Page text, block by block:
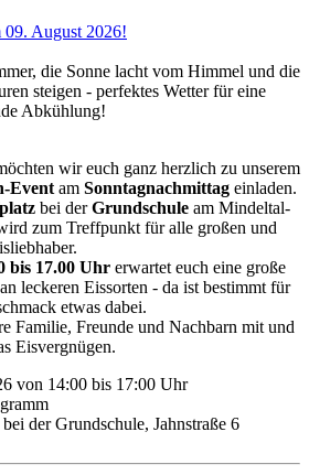
August 2026!
die Sonne lacht vom Himmel und die
steigen - perfektes Wetter für eine
Abkühlung!
wir euch ganz herzlich zu unserem
Event am Sonntagnachmittag einladen.
bei derGrundschule am Mindeltal-
zum Treffpunkt für alle großen und
bis 17.00 Uhr erwartet euch eine große
leckeren Eissorten - da ist bestimmt für
etwas dabei.
Familie, Freunde und Nachbarn mit und
Eisvergnügen.
von 14:00 bis 17:00 Uhr
der Grundschule, Jahnstraße 6